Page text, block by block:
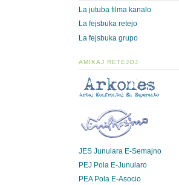
La jutuba filma kanalo
La fejsbuka retejo
La fejsbuka grupo
AMIKAJ RETEJOJ
JES Junulara E-Semajno
PEJ Pola E-Junularo
PEA Pola E-Asocio